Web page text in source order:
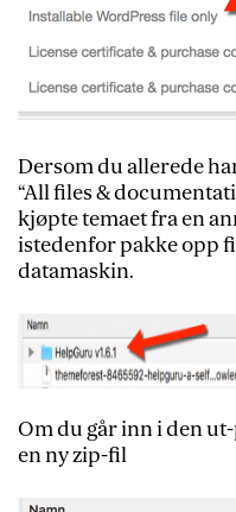
Dersom du allerede
“All files &
kjøpte temaet fra en
istedenfor pakke opp
datamaskin.
Om du går inn i den
en ny zip-fil